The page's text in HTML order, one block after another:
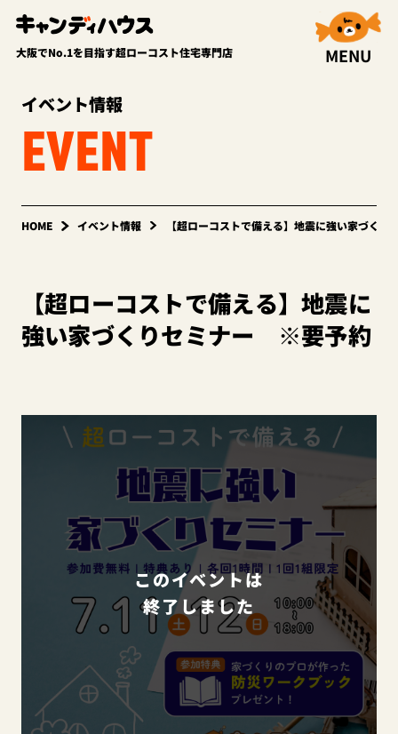
大阪でNo.1を目指す超ローコスト住宅専門店 MENU
イベント情報
EVENT
HOME イベント情報 【超ローコストで備える】地震に強い家づく
【超ローコストで備える】地震に
強い家づくりセミナー ※要予約
このイベントは
終了しました